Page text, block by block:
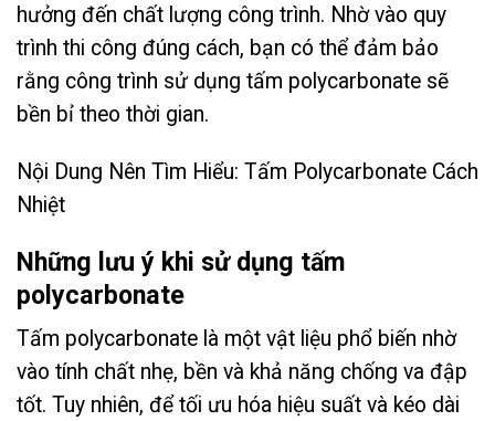
hưởng đến chất lượng công trình. Nhờ vào quy
trình thi công đúng cách, bạn có thể đảm bảo
rằng công trình sử dụng tấm polycarbonate sẽ
bền bỉ theo thời gian.
Nội Dung Nên Tìm Hiểu: Tấm Polycarbonate Cách
Nhiệt
Những lưu ý khi sử dụng tấm
polycarbonate
Tấm polycarbonate là một vật liệu phổ biến nhờ
vào tính chất nhẹ, bền và khả năng chống va đập
tốt. Tuy nhiên, để tối ưu hóa hiệu suất và kéo dài